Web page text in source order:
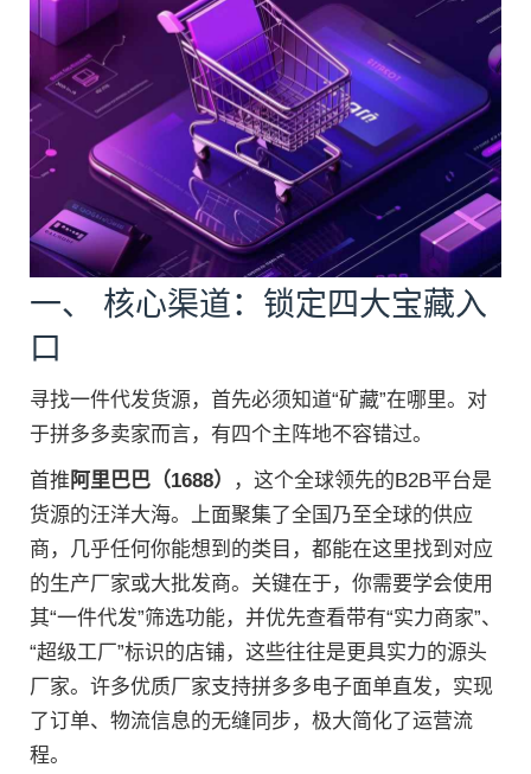
一、 核心渠道：锁定四大宝藏入
口
寻找一件代发货源，首先必须知道“矿藏”在哪里。对
于拼多多卖家而言，有四个主阵地不容错过。
首推 阿里巴巴（1688）
，这个全球领先的B2B平台是
货源的汪洋大海。上面聚集了全国乃至全球的供应
商，几乎任何你能想到的类目，都能在这里找到对应
的生产厂家或大批发商。关键在于，你需要学会使用
其“一件代发”筛选功能，并优先查看带有“实力商家”、
“超级工厂”标识的店铺，这些往往是更具实力的源头
厂家。许多优质厂家支持拼多多电子面单直发，实现
了订单、物流信息的无缝同步，极大简化了运营流
程。